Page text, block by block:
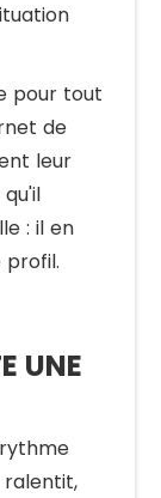
pour tout
de
leur
: il en
profil.
UNE
ralentit,